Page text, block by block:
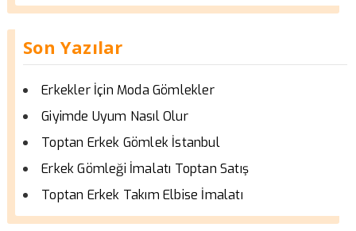
Son Yazılar
Erkekler İçin Moda Gömlekler
Giyimde Uyum Nasıl Olur
Toptan Erkek Gömlek İstanbul
Erkek Gömleği İmalatı Toptan Satış
Toptan Erkek Takım Elbise İmalatı